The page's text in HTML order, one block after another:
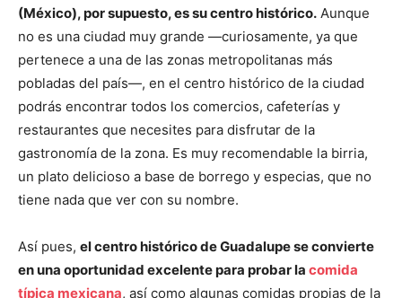
(México), por supuesto, es su centro histórico. Aunque
no es una ciudad muy grande —curiosamente, ya que
pertenece a una de las zonas metropolitanas más
pobladas del país—, en el centro histórico de la ciudad
podrás encontrar todos los comercios, cafeterías y
restaurantes que necesites para disfrutar de la
gastronomía de la zona. Es muy recomendable la birria,
un plato delicioso a base de borrego y especias, que no
tiene nada que ver con su nombre.
Así pues, el centro histórico de Guadalupe se convierte
en una oportunidad excelente para probar la comida
típica mexicana, así como algunas comidas propias de la